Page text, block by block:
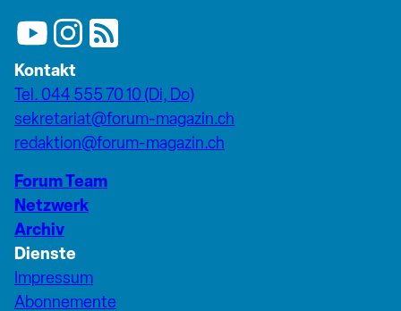
Kontakt
Tel. 044 555 70 10 (Di, Do)
sekretariat@forum-magazin.ch
redaktion@forum-magazin.ch
Forum Team
Netzwerk
Archiv
Dienste
Impressum
Abonnemente